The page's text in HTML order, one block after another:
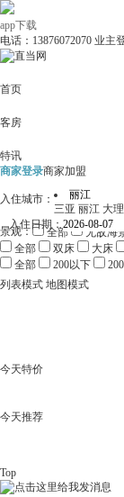
app下载
电话：13876072070 业主
首页
客房
特讯
商家登录商家加盟
入住城市：
三亚 丽江 大理
入住日期：
景观： 全部 无敌海
全部
双床 大床
全部
200以下
列表模式 地图模式
今天特价
今天推荐
Top